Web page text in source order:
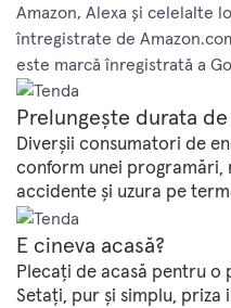
Amazon, Alexa și celelalte
întregistrate de
este marcă înregistrată a
Prelungește durata
Diverșii consumatori de
conform unei programări,
accidente și uzura pe
E cineva acasă?
Plecați de acasă pentru o
Setați, pur și simplu, priza